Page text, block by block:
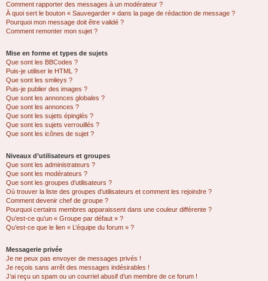
Comment rapporter des messages à un modérateur ?
À quoi sert le bouton « Sauvegarder » dans la page de rédaction de message ?
Pourquoi mon message doit être validé ?
Comment remonter mon sujet ?
Mise en forme et types de sujets
Que sont les BBCodes ?
Puis-je utiliser le HTML ?
Que sont les smileys ?
Puis-je publier des images ?
Que sont les annonces globales ?
Que sont les annonces ?
Que sont les sujets épinglés ?
Que sont les sujets verrouillés ?
Que sont les icônes de sujet ?
Niveaux d’utilisateurs et groupes
Que sont les administrateurs ?
Que sont les modérateurs ?
Que sont les groupes d’utilisateurs ?
Où trouver la liste des groupes d’utilisateurs et comment les rejoindre ?
Comment devenir chef de groupe ?
Pourquoi certains membres apparaissent dans une couleur différente ?
Qu’est-ce qu’un « Groupe par défaut » ?
Qu’est-ce que le lien « L’équipe du forum » ?
Messagerie privée
Je ne peux pas envoyer de messages privés !
Je reçois sans arrêt des messages indésirables !
J’ai reçu un spam ou un courriel abusif d’un membre de ce forum !